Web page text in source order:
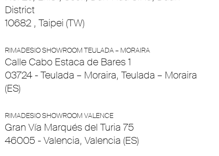
District
10682 , Taipei (TW)
RIMADESIO SHOWROOM TEULADA – MORAIRA
Calle Cabo Estaca de Bares 1
03724 - Teulada – Moraira, Teulada – Moraira
(ES)
RIMADESIO SHOWROOM VALENCE
Gran Vía Marqués del Turia 75
46005 - Valencia, Valencia (ES)